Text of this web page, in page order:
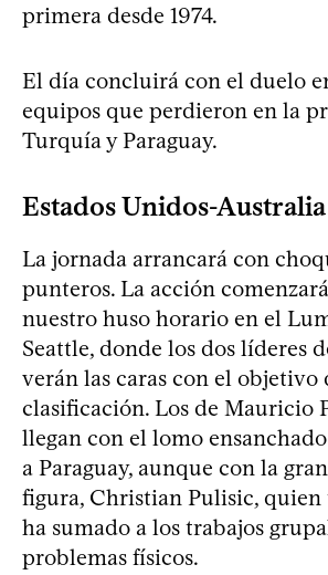
primera desde 1974.
El día concluirá con el duelo
equipos que perdieron en la
Turquía y Paraguay.
Estados Unidos-Australia
La jornada arrancará con
punteros. La acción
nuestro huso horario en el
Seattle, donde los dos líderes
verán las caras con el objetivo
clasificación. Los de Mauricio
llegan con el lomo ensanchado
a Paraguay, aunque con la
figura, Christian Pulisic, quien
ha sumado a los trabajos
problemas físicos.